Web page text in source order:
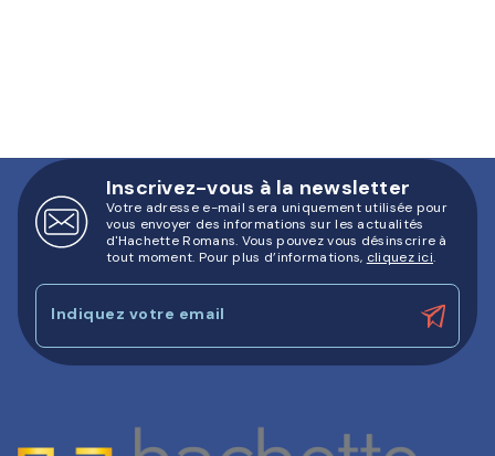
Inscrivez-vous à la newsletter
Votre adresse e-mail sera uniquement utilisée pour
vous envoyer des informations sur les actualités
d'Hachette Romans. Vous pouvez vous désinscrire à
tout moment. Pour plus d’informations, cliquez ici.
Indiquez votre email